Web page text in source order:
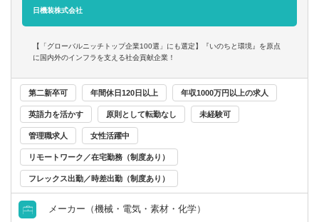
と作ってもらうため）（基本はメールで）
フレックス制度(コアタイムなし)、在宅勤務制度を積極的に
在宅：週1回～月2,3回程度
残業：平均23時間程度
【組織構成】
経理部：25名
【キャリアステップ】
・決算業務は皆でやるので、決算経験も積める、将来的に
日機装株式会社
【「グローバルニッチトップ企業100選」にも選定】『いのちと環境』を原点
に国内外のインフラを支える社会貢献企業！
第二新卒可 年間休日120日以上 年収1000万円以上の求人
英語力を活かす 原則として転勤なし 未経験可
管理職求人 女性活躍中
リモートワーク／在宅勤務（制度あり）
フレックス出勤／時差出勤（制度あり）
メーカー（機械・電気・素材・化学）